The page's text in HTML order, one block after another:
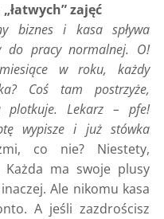
zajęć
biznes i kasa spływa
do pracy normalnej. O!
w roku, każdy
Coś tam postrzyże,
plotkuje. Lekarz – pfe!
wypisze i już stówka
co nie? Niestety,
ma swoje plusy
Ale nikomu kasa
A jeśli zazdrościsz